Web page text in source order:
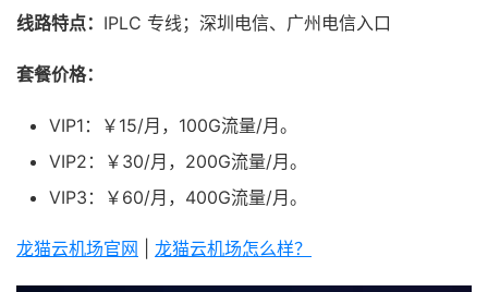
线路特点： IPLC 专线；深圳电信、广州电信入口
套餐价格：
VIP1：￥15/月，100G流量/月。
VIP2：￥30/月，200G流量/月。
VIP3：￥60/月，400G流量/月。
龙猫云机场官网 龙猫云机场怎么样？